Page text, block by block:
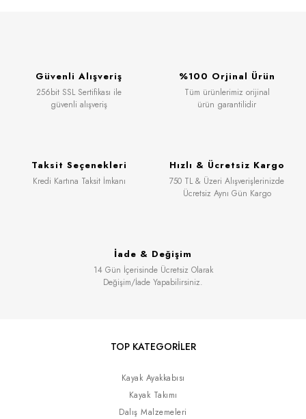
Güvenli Alışveriş
256bit SSL Sertifikası ile
güvenli alışveriş
%100 Orjinal Ürün
Tüm ürünlerimiz orijinal
ürün garantilidir
Taksit Seçenekleri
Kredi Kartına Taksit İmkanı
Hızlı & Ücretsiz Kargo
750 TL & Üzeri Alışverişlerinizde
Ücretsiz Aynı Gün Kargo
İade & Değişim
14 Gün İçerisinde Ücretsiz Olarak
Değişim/İade Yapabilirsiniz.
TOP KATEGORİLER
Kayak Ayakkabısı
Kayak Takımı
Dalış Malzemeleri